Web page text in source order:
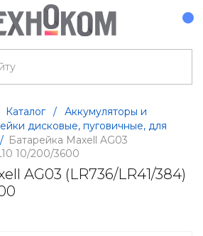
Каталог /
Аккумуляторы и
дисковые, пуговичные, для
/ Батарейка Maxell AG03
10/200/3600
AG03 (LR736/LR41/384)